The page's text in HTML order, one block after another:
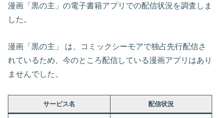
漫画「黒の主」の電子書籍アプリでの配信状況を調査しま
した。
漫画「黒の主」 は、コミックシーモアで独占先行配信さ
れているため、今のところ配信している漫画アプリはあり
ませんでした。
サービス名 配信状況